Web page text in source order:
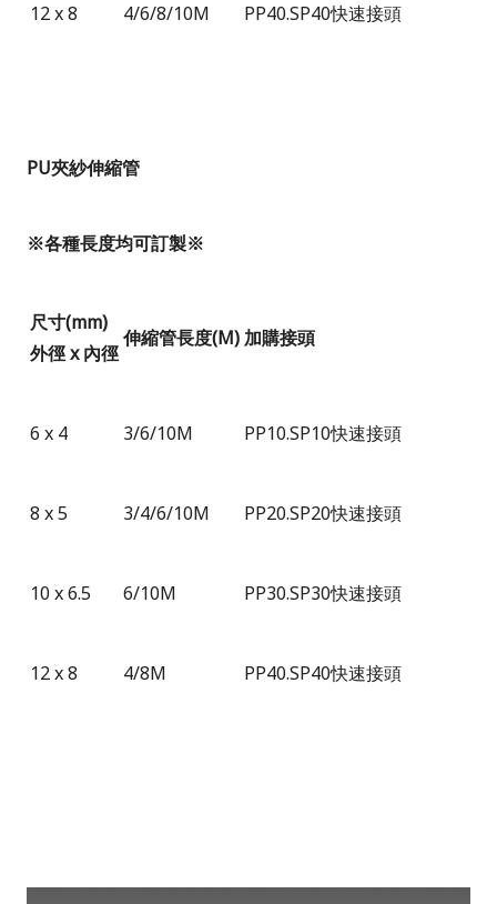
12 x 8 4/6/8/10M PP40.SP40快速接頭
PU夾紗伸縮管
※各種長度均可訂製※
尺寸(mm)
外徑 x 內徑
伸縮管長度(M) 加購接頭
6 x 4 3/6/10M PP10.SP10快速接頭
8 x 5 3/4/6/10M PP20.SP20快速接頭
10 x 6.5 6/10M PP30.SP30快速接頭
12 x 8 4/8M PP40.SP40快速接頭